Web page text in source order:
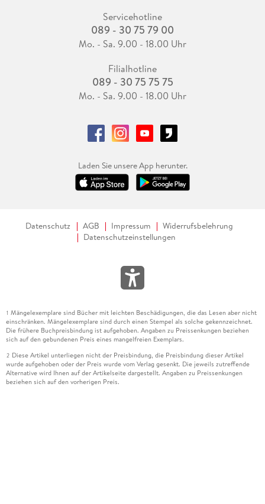
Servicehotline
089 - 30 75 79 00
Mo. - Sa. 9.00 - 18.00 Uhr
Filialhotline
089 - 30 75 75 75
Mo. - Sa. 9.00 - 18.00 Uhr
Laden Sie unsere App herunter.
Datenschutz AGB Impressum
Widerrufsbelehrung
Datenschutzeinstellungen
1 Mängelexemplare sind Bücher mit leichten Beschädigungen, die das Lesen aber nicht
einschränken. Mängelexemplare sind durch einen Stempel als solche gekennzeichnet.
Die frühere Buchpreisbindung ist aufgehoben. Angaben zu Preissenkungen beziehen
sich auf den gebundenen Preis eines mangelfreien Exemplars.
2 Diese Artikel unterliegen nicht der Preisbindung, die Preisbindung dieser Artikel
wurde aufgehoben oder der Preis wurde vom Verlag gesenkt. Die jeweils zutreffende
Alternative wird Ihnen auf der Artikelseite dargestellt. Angaben zu Preissenkungen
beziehen sich auf den vorherigen Preis.